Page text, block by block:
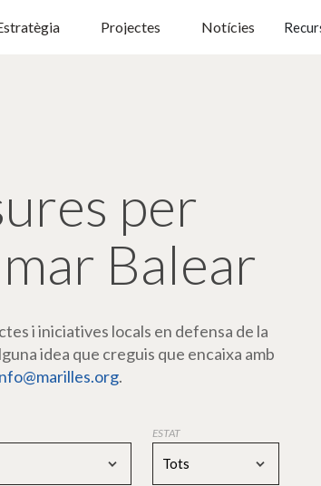
Projectes Notícies
per
Balear
i iniciatives locals en defensa de la
idea que creguis que encaixa amb
.
ESTAT
Tots